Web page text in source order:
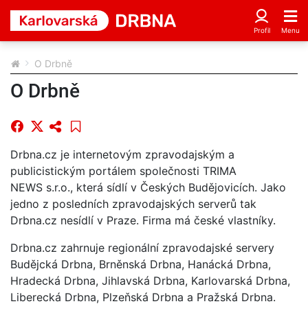
O Drbně
O Drbně
Drbna.cz je internetovým zpravodajským a
publicistickým portálem společnosti TRIMA
NEWS s.r.o., která sídlí v Českých Budějovicích. Jako
jedno z posledních zpravodajských serverů tak
Drbna.cz nesídlí v Praze. Firma má české vlastníky.
Drbna.cz zahrnuje regionální zpravodajské servery
Budějcká Drbna, Brněnská Drbna, Hanácká Drbna,
Hradecká Drbna, Jihlavská Drbna, Karlovarská Drbna,
Liberecká Drbna, Plzeňská Drbna a Pražská Drbna.